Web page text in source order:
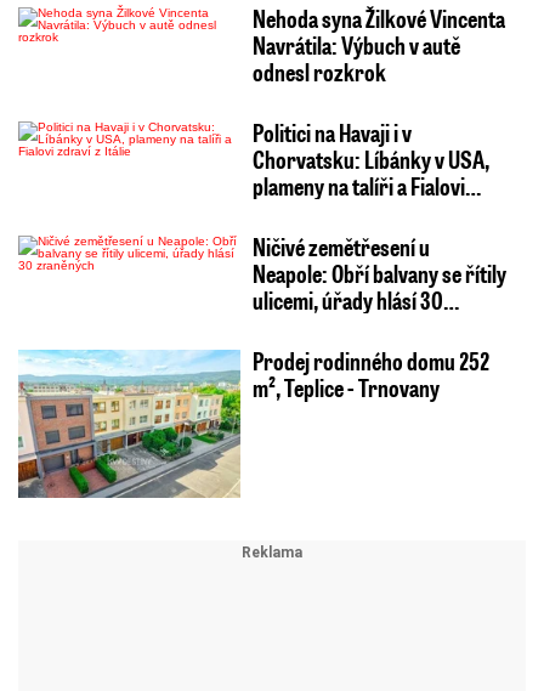
Nehoda syna Žilkové Vincenta
Navrátila: Výbuch v autě
odnesl rozkrok
Politici na Havaji i v
Chorvatsku: Líbánky v USA,
plameny na talíři a Fialovi…
Ničivé zemětřesení u
Neapole: Obří balvany se řítily
ulicemi, úřady hlásí 30…
Prodej rodinného domu 252
m², Teplice - Trnovany